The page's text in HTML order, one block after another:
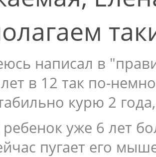
написал в
в 12 так по-
курю 2
уже 6 лет
пугает его